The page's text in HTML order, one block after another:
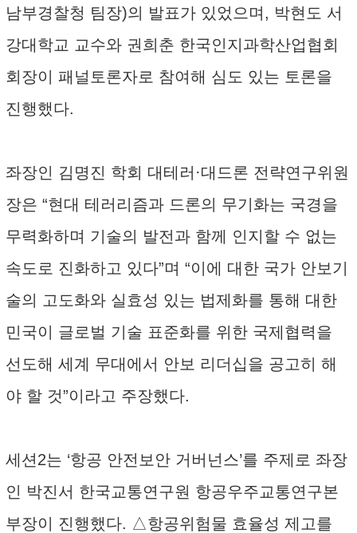
남부경찰청 팀장)의 발표가 있었으며, 박현도 서
강대학교 교수와 권희춘 한국인지과학산업협회
회장이 패널토론자로 참여해 심도 있는 토론을
진행했다.
좌장인 김명진 학회 대테러·대드론 전략연구위원
장은 “현대 테러리즘과 드론의 무기화는 국경을
무력화하며 기술의 발전과 함께 인지할 수 없는
속도로 진화하고 있다”며 “이에 대한 국가 안보기
술의 고도화와 실효성 있는 법제화를 통해 대한
민국이 글로벌 기술 표준화를 위한 국제협력을
선도해 세계 무대에서 안보 리더십을 공고히 해
야 할 것”이라고 주장했다.
세션2는 ‘항공 안전보안 거버넌스’를 주제로 좌장
인 박진서 한국교통연구원 항공우주교통연구본
부장이 진행했다. △항공위험물 효율성 제고를